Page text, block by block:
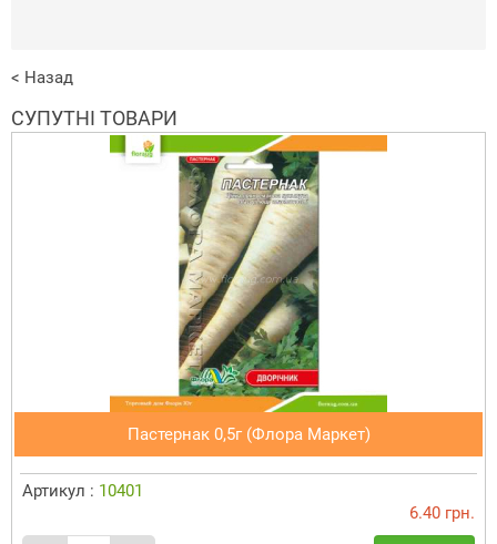
< Назад
СУПУТНІ ТОВАРИ
Пастернак 0,5г (Флора Маркет)
Артикул : 10401
6.40 грн.